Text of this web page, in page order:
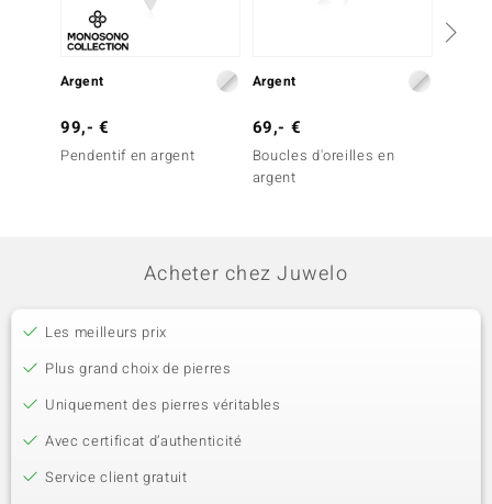
Argent
99,- €
Pendentif en argent
Argent
69,- €
Boucles d'oreilles en
argent
Acheter chez Juwelo
Les meilleurs prix
Plus grand choix de pierres
Uniquement des pierres véritables
Avec certificat d’authenticité
Service client gratuit